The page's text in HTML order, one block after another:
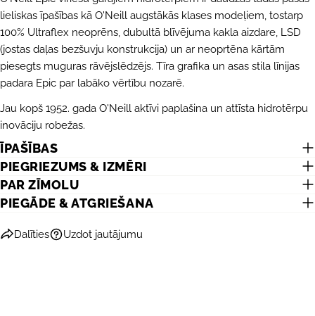
lieliskas īpašības kā O'Neill augstākās klases modeļiem, tostarp
100% Ultraflex neoprēns, dubultā blīvējuma kakla aizdare, LSD
(jostas daļas bezšuvju konstrukcija) un ar neoprtēna kārtām
piesegts muguras rāvējslēdzējs. Tīra grafika un asas stila līnijas
padara Epic par labāko vērtību nozarē.
Jau kopš 1952. gada O'Neill aktīvi paplašina un attīsta hidrotērpu
inovāciju robežas.
ĪPAŠĪBAS
PIEGRIEZUMS & IZMĒRI
PAR ZĪMOLU
PIEGĀDE & ATGRIEŠANA
Dalīties
DALĪTIES AR ŠO PRODUKTU
Dalīties
KOPĒT
DalītiesDalītiesPiespraust
Pinterest
Uzdot jautājumu
e-
Jūsu
telefons
ziņojums
Lauki, kas atzīmēti ar *, ir obligāti.